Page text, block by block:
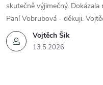
Vojtěch Šik
13.5.2026
skutečně výjimečný.
Paní Vobrubová - děkuji.